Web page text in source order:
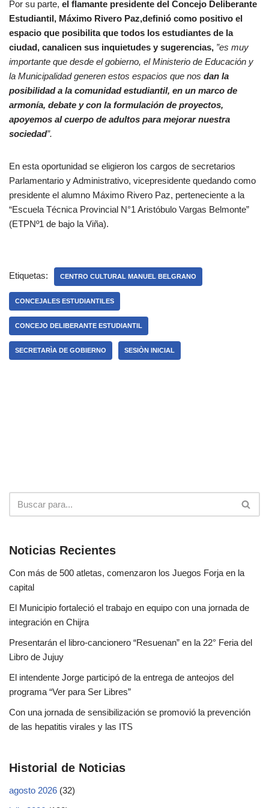
Por su parte, el flamante presidente del Concejo Deliberante
Estudiantil, Máximo Rivero Paz,definió como positivo el
espacio que posibilita que todos los estudiantes de la
ciudad, canalicen sus inquietudes y sugerencias, ”es muy
importante que desde el gobierno, el Ministerio de Educación y
la Municipalidad generen estos espacios que nos dan la
posibilidad a la comunidad estudiantil, en un marco de
armonía, debate y con la formulación de proyectos,
apoyemos al cuerpo de adultos para mejorar nuestra
sociedad”.
En esta oportunidad se eligieron los cargos de secretarios
Parlamentario y Administrativo, vicepresidente quedando como
presidente el alumno Máximo Rivero Paz, perteneciente a la
“Escuela Técnica Provincial N°1 Aristóbulo Vargas Belmonte”
(ETPNº1 de bajo la Viña).
Etiquetas: CENTRO CULTURAL MANUEL BELGRANO
CONCEJALES ESTUDIANTILES
CONCEJO DELIBERANTE ESTUDIANTIL
SECRETARÌA DE GOBIERNO SESIÒN INICIAL
Noticias Recientes
Con más de 500 atletas, comenzaron los Juegos Forja en la
capital
El Municipio fortaleció el trabajo en equipo con una jornada de
integración en Chijra
Presentarán el libro-cancionero “Resuenan” en la 22° Feria del
Libro de Jujuy
El intendente Jorge participó de la entrega de anteojos del
programa “Ver para Ser Libres”
Con una jornada de sensibilización se promovió la prevención
de las hepatitis virales y las ITS
Historial de Noticias
agosto 2026 (32)